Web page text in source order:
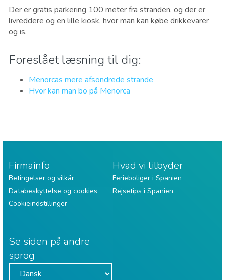
Der er gratis parkering 100 meter fra stranden, og der er
livreddere og en lille kiosk, hvor man kan købe drikkevarer
og is.
Foreslået læsning til dig:
Menorcas mere afsondrede strande
Hvor kan man bo på Menorca
Firmainfo
Betingelser og vilkår
Databeskyttelse og cookies
Cookieindstillinger
Hvad vi tilbyder
Ferieboliger i Spanien
Rejsetips i Spanien
Se siden på andre
sprog